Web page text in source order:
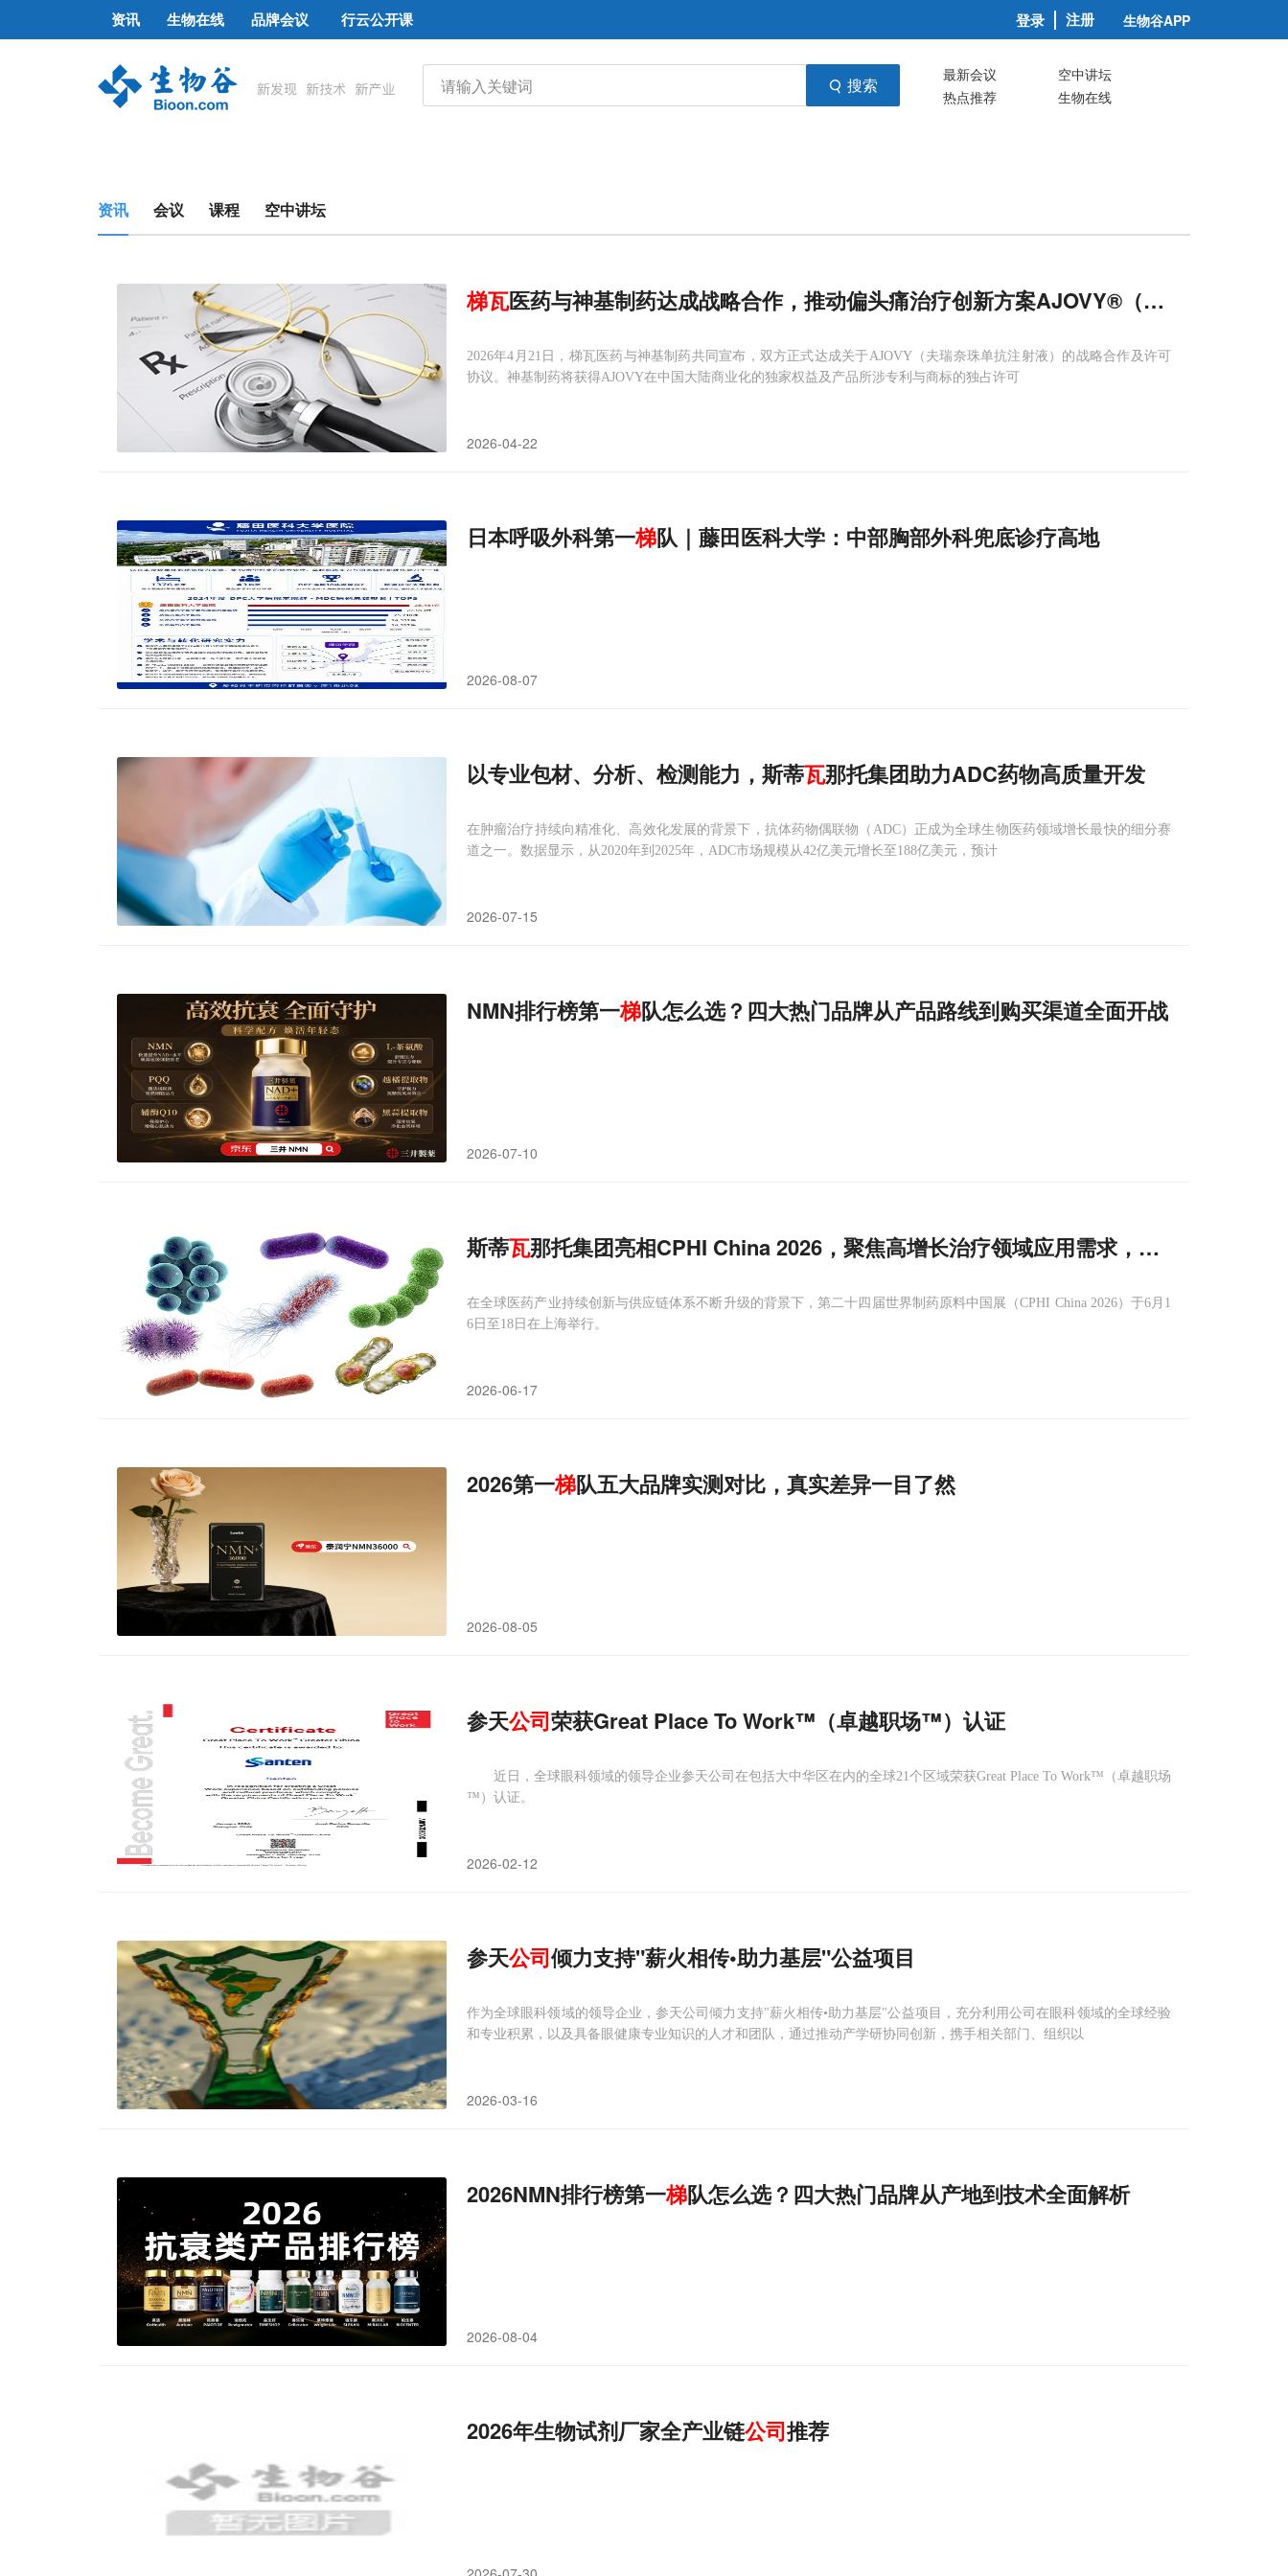
资讯 生物在线 品牌会议 行云公开课 登录 注册 生物谷APP
搜索 最新会议
空中讲坛
热点推荐
生物在线
资讯 会议 课程 空中讲坛
梯瓦医药与神基制药达成战略合作，推动偏头痛治疗创新方案AJOVY®（夫瑞奈珠单抗
2026年4月21日，梯瓦医药与神基制药共同宣布，双方正式达成关于AJOVY（夫瑞奈珠单抗注射液）的战略合作及许可
协议。神基制药将获得AJOVY在中国大陆商业化的独家权益及产品所涉专利与商标的独占许可
2026-04-22
日本呼吸外科第一梯队｜藤田医科大学：中部胸部外科兜底诊疗高地
2026-08-07
以专业包材、分析、检测能力，斯蒂瓦那托集团助力ADC药物高质量开发
在肿瘤治疗持续向精准化、高效化发展的背景下，抗体药物偶联物（ADC）正成为全球生物医药领域增长最快的细分赛
道之一。数据显示，从2020年到2025年，ADC市场规模从42亿美元增长至188亿美元，预计
2026-07-15
NMN排行榜第一梯队怎么选？四大热门品牌从产品路线到购买渠道全面开战
2026-07-10
斯蒂瓦那托集团亮相CPHI China 2026，聚焦高增长治疗领域应用需求，助力全球制药
在全球医药产业持续创新与供应链体系不断升级的背景下，第二十四届世界制药原料中国展（CPHI China 2026）于6月1
6日至18日在上海举行。
2026-06-17
2026第一梯队五大品牌实测对比，真实差异一目了然
2026-08-05
参天公司荣获Great Place To Work™（卓越职场™）认证
近日，全球眼科领域的领导企业参天公司在包括大中华区在内的全球21个区域荣获Great Place To Work™（卓越职场
™）认证。
2026-02-12
参天公司倾力支持"薪火相传•助力基层"公益项目
作为全球眼科领域的领导企业，参天公司倾力支持"薪火相传•助力基层"公益项目，充分利用公司在眼科领域的全球经验
和专业积累，以及具备眼健康专业知识的人才和团队，通过推动产学研协同创新，携手相关部门、组织以
2026-03-16
2026NMN排行榜第一梯队怎么选？四大热门品牌从产地到技术全面解析
2026-08-04
2026年生物试剂厂家全产业链公司推荐